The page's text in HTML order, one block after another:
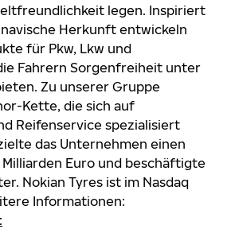
legen. Inspiriert
Herkunft entwickeln
für Pkw, Lkw und
Fahrern Sorgenfreiheit unter
Zu unserer Gruppe
Kette, die sich auf
Reifenservice spezialisiert
das Unternehmen einen
Milliarden Euro und beschäftigte
Nokian Tyres ist im Nasdaq
Informationen: